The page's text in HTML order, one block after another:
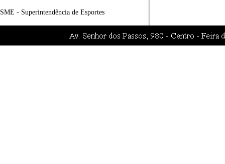
SME - Superintendência de Esportes